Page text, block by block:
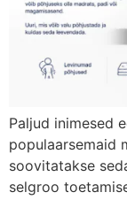
Paljud inimesed
populaarsemaid
soovitatakse
selgroo